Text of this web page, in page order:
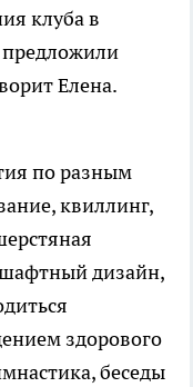
клуба в
Елена.
по разным
квиллинг,
дизайн,
здорового
беседы